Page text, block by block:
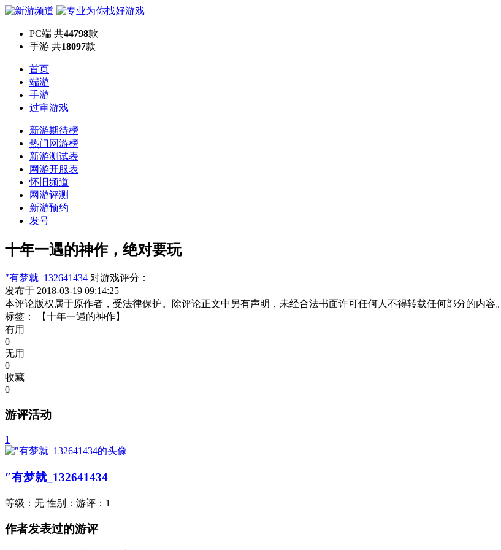
PC端 共44798款
手游 共18097款
首页
端游
手游
过审游戏
新游期待榜
热门网游榜
新游测试表
网游开服表
怀旧频道
网游评测
新游预约
发号
十年一遇的神作，绝对要玩
″有梦就_132641434 对游戏评分：
发布于 2018-03-19 09:14:25
本评论版权属于原作者，受法律保护。除评论正文中另有声明，未经合法书面许可任何人不得转载任何部分的内容。
标签：
【十年一遇的神作】
有用
0
无用
0
收藏
0
游评活动
1
″有梦就_132641434
等级： 无 性别： 游评： 1
作者发表过的游评